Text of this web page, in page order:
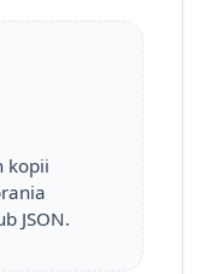
kopii
JSON.